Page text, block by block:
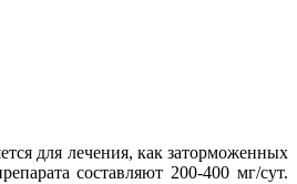
для лечения, как заторможенных
составляют 200-400 мг/сут.